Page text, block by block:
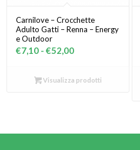
Carnilove – Crocchette
Adulto Gatti – Renna – Energy
e Outdoor
€7,10 - €52,00Fascia
prezzo:
€52,00
Visualizza prodotti